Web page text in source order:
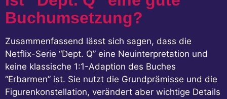
Buchumsetzung?
Zusammenfassend lässt sich sagen, dass die
Netflix-Serie “Dept. Q” eine Neuinterpretation und
keine klassische 1:1-Adaption des Buches
“Erbarmen” ist. Sie nutzt die Grundprämisse und die
Figurenkonstellation, verändert aber wichtige Details